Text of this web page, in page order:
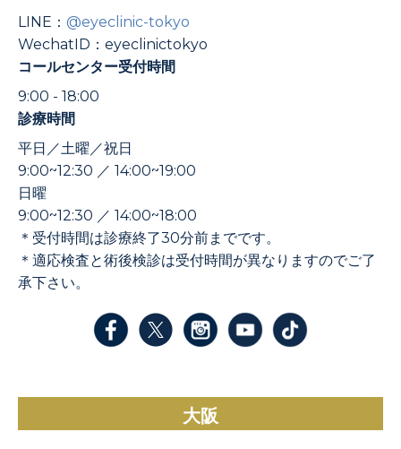
LINE： @eyeclinic-tokyo
WechatID：eyeclinictokyo
コールセンター受付時間
9:00 - 18:00
診療時間
平日／土曜／祝日
9:00~12:30 ／ 14:00~19:00
日曜
9:00~12:30 ／ 14:00~18:00
＊受付時間は診療終了30分前までです。
＊適応検査と術後検診は受付時間が異なりますのでご了
承下さい。
大阪